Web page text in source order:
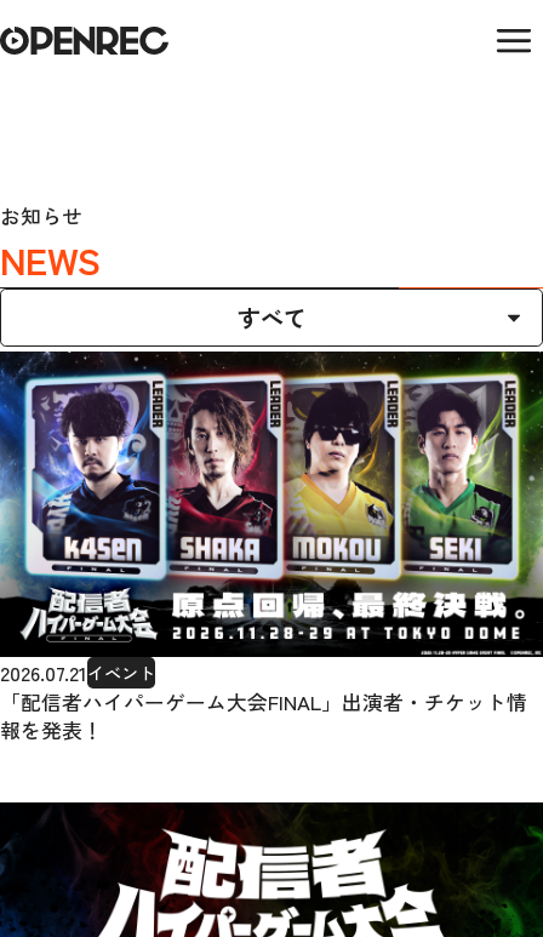
お知らせ
NEWS
2026.07.21イベント
「配信者ハイパーゲーム大会FINAL」出演者・チケット情
報を発表！